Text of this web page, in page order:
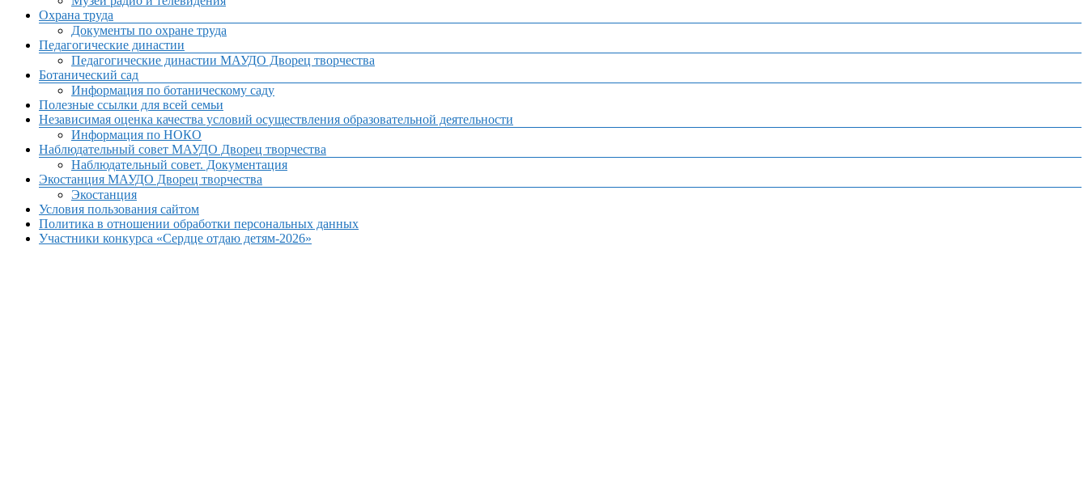
Охрана труда
Документы по охране труда
Педагогические династии
Педагогические династии МАУДО Дворец творчества
Ботанический сад
Информация по ботаническому саду
Полезные ссылки для всей семьи
Независимая оценка качества условий осуществления образовательной деятельности
Информация по НОКО
Наблюдательный совет МАУДО Дворец творчества
Наблюдательный совет. Документация
Экостанция МАУДО Дворец творчества
Экостанция
Условия пользования сайтом
Политика в отношении обработки персональных данных
Участники конкурса «Сердце отдаю детям-2026»